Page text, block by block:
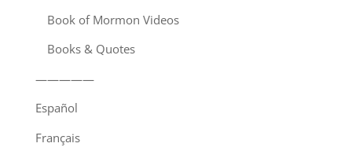
Book of Mormon Videos
Books & Quotes
—————
Español
Français